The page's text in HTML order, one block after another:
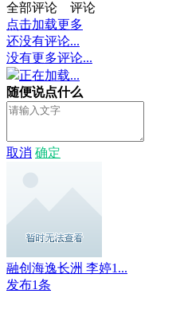
全部评论
评论
点击加载更多
还没有评论...
没有更多评论...
正在加载...
随便说点什么
取消 确定
融创海逸长洲 李婷1...
发布1条